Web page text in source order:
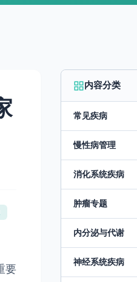
要
内容分类
常见疾病
慢性病管理
消化系统疾病
肿瘤专题
内分泌与代谢
神经系统疾病